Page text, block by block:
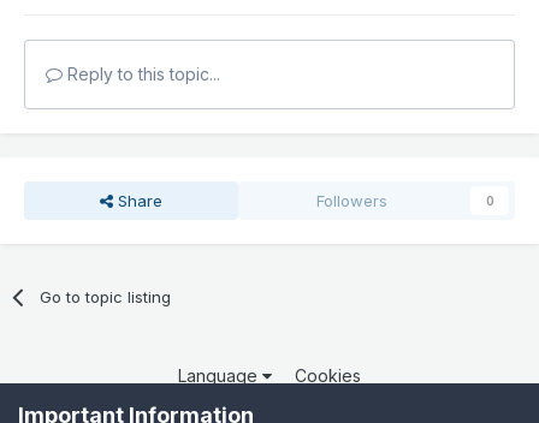
Reply to this topic...
Share Followers 0
Go to topic listing
Language Cookies
Copyright 2025 por QCOM. Todos os direitos reservados.
Important Information